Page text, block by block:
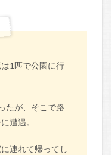
1匹で公園に行
たが、そこで路
遭遇。
連れて帰ってし